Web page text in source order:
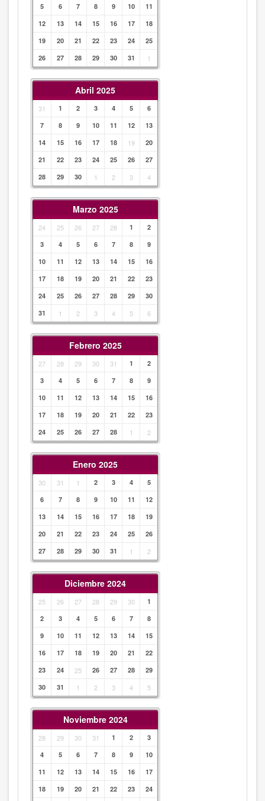
5 6 7 8 9 10
11
12
13 14 15 16 17
18
19
20 21 22 23 24
25
26
27 28 29 30 31 1
Abril 2025
31 1 2 3 4 5
6
7
8 9 10 11 12
13
14
15 16 17 18 19
20
21
22 23 24 25 26
27
28
29 30 1 2 3 4
Marzo 2025
24 25 26 27 28 1
2
3
4 5 6 7 8
9
10
11 12 13 14 15
16
17
18 19 20 21 22
23
24
25 26 27 28 29
30
31
1 2 3 4 5 6
Febrero 2025
27 28 29 30 31 1
2
3
4 5 6 7 8
9
10
11 12 13 14 15
16
17
18 19 20 21 22
23
24
25 26 27 28 1 2
Enero 2025
30 31 1 2 3 4
5
6
7 8 9 10 11
12
13
14 15 16 17 18
19
20
21 22 23 24 25
26
27
28 29 30 31 1 2
Diciembre 2024
25 26 27 28 29 30
1
2
3 4 5 6 7
8
9
10 11 12 13 14
15
16
17 18 19 20 21
22
23
24 25 26 27 28
29
30
31 1 2 3 4 5
Noviembre 2024
28 29 30 31 1 2
3
4
5 6 7 8 9
10
11
12 13 14 15 16
17
18
19 20 21 22 23
24